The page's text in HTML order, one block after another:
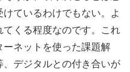
ているわけでもない。よ
てくる程度なのです。これ
ーネットを使った課題解
デジタルとの付き合いが